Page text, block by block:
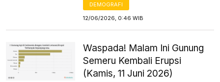
DEMOGRAFI
12/06/2026, 0:46 WIB
Waspada! Malam Ini Gunung
Semeru Kembali Erupsi
(Kamis, 11 Juni 2026)